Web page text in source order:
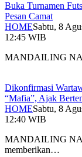
Buka Turnamen
Pesan Camat
HOMESabtu, 8
12:45 WIB
MANDAILING
Dikonfirmasi
“Mafia”, Ajak
HOMESabtu, 8
12:40 WIB
MANDAILING
memberikan…